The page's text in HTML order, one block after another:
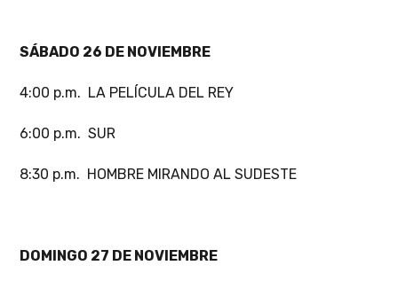
SÁBADO 26 DE NOVIEMBRE
4:00 p.m. LA PELÍCULA DEL REY
6:00 p.m. SUR
8:30 p.m. HOMBRE MIRANDO AL SUDESTE
DOMINGO 27 DE NOVIEMBRE